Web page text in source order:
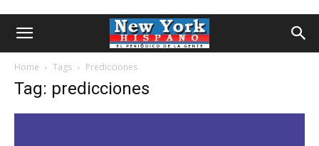
Home Tags Predicciones
Tag: predicciones